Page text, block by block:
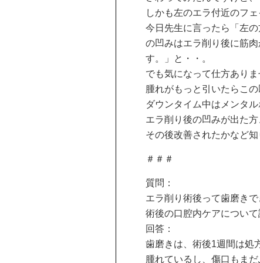
しかも左のエラ付近のフ
今日先生に言ったら「左
の凹みはエラ削り後に筋
す。」と・・。
でも気になって仕方ありま
腫れがもっと引いたらこ
ダウンタイム中はメンタ
エラ削り後の凹みが出た
その後改善されたかなど知
＃＃＃
質問：
エラ削り術後って歯磨き
術後の口腔内ケアについ
回答：
歯磨きは、術後1週間は処
腫れているし、傷口もま